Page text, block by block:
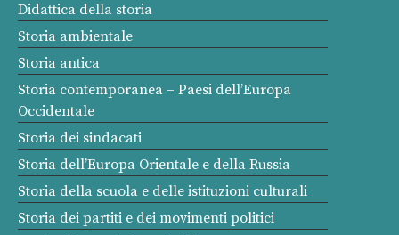
Didattica della storia
Storia ambientale
Storia antica
Storia contemporanea – Paesi dell’Europa
Occidentale
Storia dei sindacati
Storia dell’Europa Orientale e della Russia
Storia della scuola e delle istituzioni culturali
Storia dei partiti e dei movimenti politici